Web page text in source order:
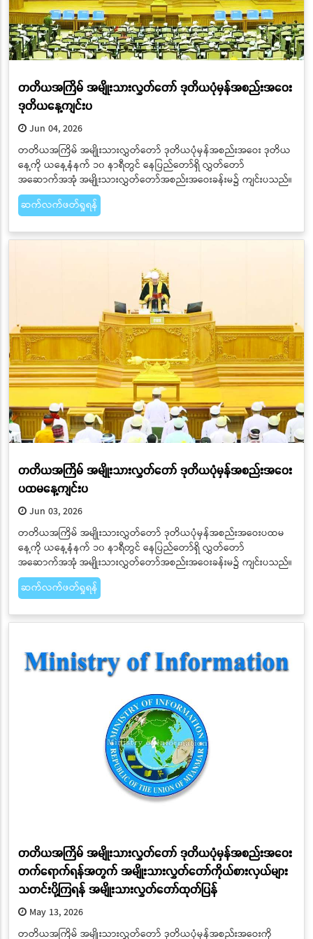
တတိယအကြိမ် အမျိုးသားလွှတ်တော် ဒုတိယပုံမှန်အစည်းအဝေး
ဒုတိယနေ့ကျင်းပ
Jun 04, 2026
တတိယအကြိမ် အမျိုးသားလွှတ်တော် ဒုတိယပုံမှန်အစည်းအဝေး ဒုတိယ
နေ့ကို ယနေ့နံနက် ၁၀ နာရီတွင် နေပြည်တော်ရှိ လွှတ်တော်
အဆောက်အအုံ အမျိုးသားလွှတ်တော်အစည်းအဝေးခန်းမ၌ ကျင်းပသည်။
ဆက်လက်ဖတ်ရှုရန်
တတိယအကြိမ် အမျိုးသားလွှတ်တော် ဒုတိယပုံမှန်အစည်းအဝေး
ပထမနေ့ကျင်းပ
Jun 03, 2026
တတိယအကြိမ် အမျိုးသားလွှတ်တော် ဒုတိယပုံမှန်အစည်းအဝေးပထမ
နေ့ကို ယနေ့နံနက် ၁၀ နာရီတွင် နေပြည်တော်ရှိ လွှတ်တော်
အဆောက်အအုံ အမျိုးသားလွှတ်တော်အစည်းအဝေးခန်းမ၌ ကျင်းပသည်။
ဆက်လက်ဖတ်ရှုရန်
တတိယအကြိမ် အမျိုးသားလွှတ်တော် ဒုတိယပုံမှန်အစည်းအဝေး
တက်ရောက်ရန်အတွက် အမျိုးသားလွှတ်တော်ကိုယ်စားလှယ်များ
သတင်းပို့ကြရန် အမျိုးသားလွှတ်တော်ထုတ်ပြန်
May 13, 2026
တတိယအကြိမ် အမျိုးသားလွှတ်တော် ဒုတိယပုံမှန်အစည်းအဝေးကို